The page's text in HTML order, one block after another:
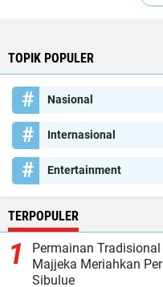
TOPIK POPULER
Nasional
Internasional
Entertainment
TERPOPULER
Permainan
Majjeka Meriahkan
Sibulue